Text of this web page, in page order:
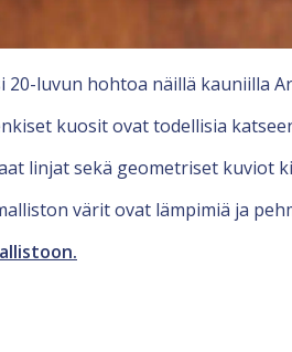
20-luvun hohtoa näillä kauniilla
kuosit ovat todellisia
linjat sekä geometriset kuviot
värit ovat lämpimiä ja